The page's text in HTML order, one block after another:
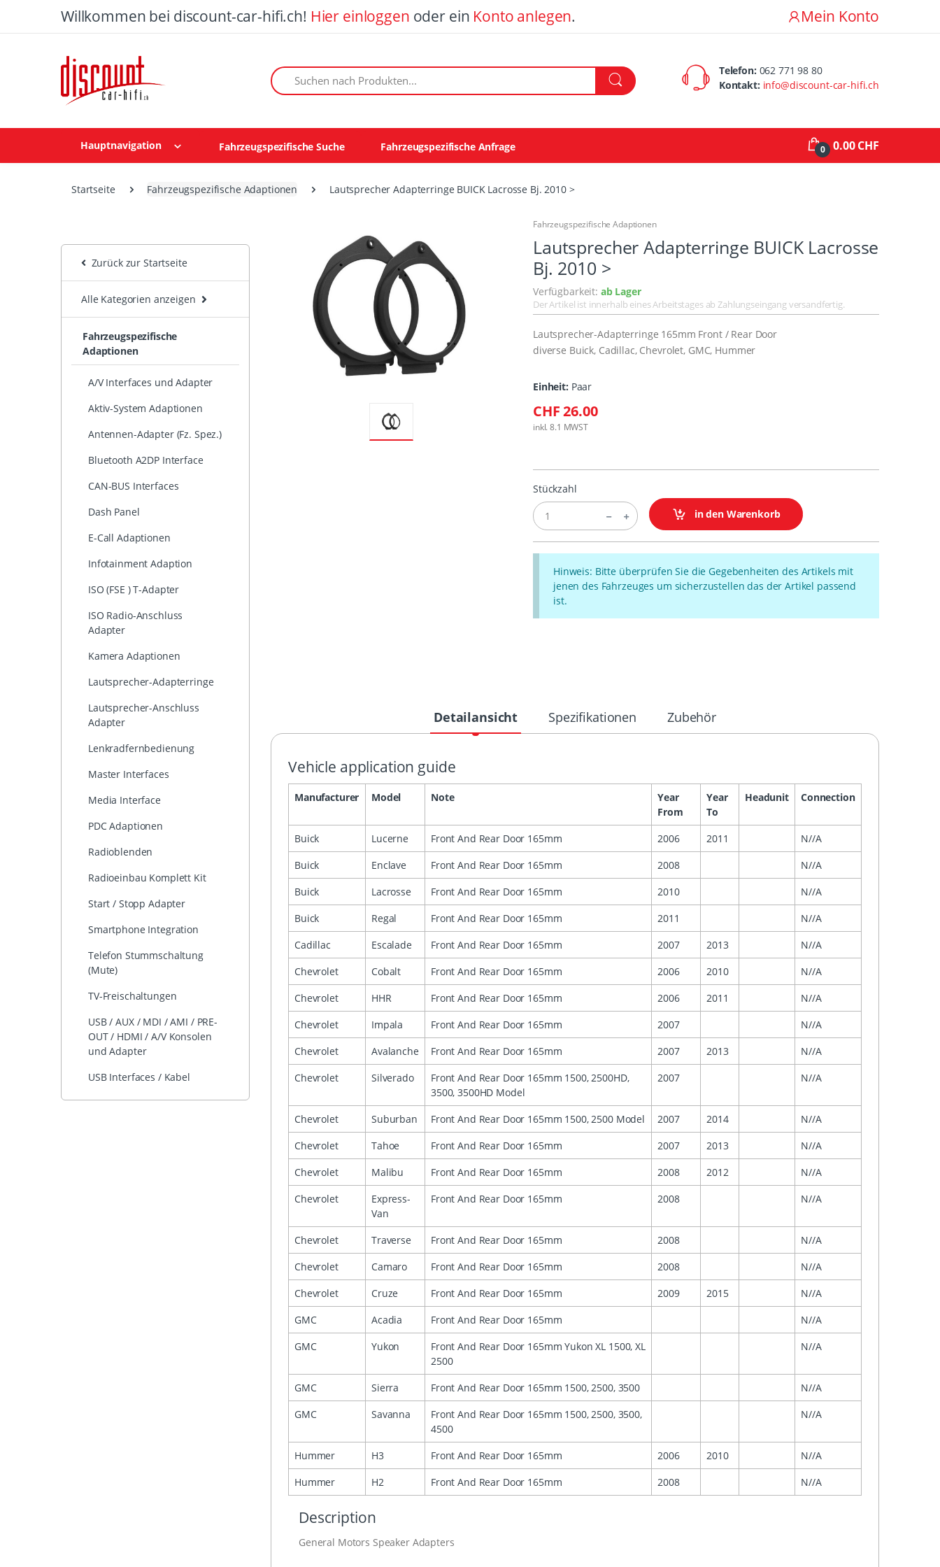
Willkommen bei discount-car-hifi.ch! Hier einloggen oder ein Konto anlegen. Mein Konto
Suchen nach Produkten: Telefon: 062 771 98 80
Kontakt: info@discount-car-hifi.ch
Hauptnavigation Fahrzeugspezifische Suche Fahrzeugspezifische Anfrage 0 0.00 CHF
Startseite Fahrzeugspezifische Adaptionen Lautsprecher Adapterringe BUICK Lacrosse Bj. 2010 >
Zurück zur Startseite
Alle Kategorien anzeigen
Fahrzeugspezifische
Adaptionen
A/V Interfaces und Adapter
Aktiv-System Adaptionen
Antennen-Adapter (Fz. Spez.)
Bluetooth A2DP Interface
CAN-BUS Interfaces
Dash Panel
E-Call Adaptionen
Infotainment Adaption
ISO (FSE ) T-Adapter
ISO Radio-Anschluss
Adapter
Kamera Adaptionen
Lautsprecher-Adapterringe
Lautsprecher-Anschluss
Adapter
Lenkradfernbedienung
Master Interfaces
Media Interface
PDC Adaptionen
Radioblenden
Radioeinbau Komplett Kit
Start / Stopp Adapter
Smartphone Integration
Telefon Stummschaltung
(Mute)
TV-Freischaltungen
USB / AUX / MDI / AMI / PRE-
OUT / HDMI / A/V Konsolen
und Adapter
USB Interfaces / Kabel
Fahrzeugspezifische Adaptionen
Lautsprecher Adapterringe BUICK Lacrosse
Bj. 2010 >
Verfügbarkeit: ab Lager
Der Artikel ist innerhalb eines Arbeitstages ab Zahlungseingang versandfertig.
Lautsprecher-Adapterringe 165mm Front / Rear Door
diverse Buick, Cadillac, Chevrolet, GMC, Hummer
Einheit: Paar
CHF 26.00
inkl. 8.1 MWST
Stückzahl
in den Warenkorb
Hinweis: Bitte überprüfen Sie die Gegebenheiten des Artikels mit
jenen des Fahrzeuges um sicherzustellen das der Artikel passend
ist.
Detailansicht Spezifikationen Zubehör
Vehicle application guide
Manufacturer Model Note
Year
From
Year
To
Headunit Connection
Buick Lucerne Front And Rear Door 165mm 2006 2011
N//A
Buick
Enclave Front And Rear Door 165mm 2008
N//A
Buick
Lacrosse Front And Rear Door 165mm 2010
N//A
Buick
Regal Front And Rear Door 165mm 2011
N//A
Cadillac
Escalade Front And Rear Door 165mm 2007 2013
N//A
Chevrolet
Cobalt Front And Rear Door 165mm 2006 2010
N//A
Chevrolet
HHR Front And Rear Door 165mm 2006 2011
N//A
Chevrolet
Impala Front And Rear Door 165mm 2007
N//A
Chevrolet
Avalanche Front And Rear Door 165mm 2007 2013
N//A
Chevrolet
Silverado
Front And Rear Door 165mm 1500, 2500HD,
3500, 3500HD Model
2007 N//A
Chevrolet Suburban Front And Rear Door 165mm 1500, 2500 Model 2007 2014
N//A
Chevrolet
Tahoe Front And Rear Door 165mm 2007 2013
N//A
Chevrolet
Malibu Front And Rear Door 165mm 2008 2012
N//A
Chevrolet
Express-
Van
Front And Rear Door 165mm 2008 N//A
Chevrolet Traverse Front And Rear Door 165mm 2008
N//A
Chevrolet
Camaro Front And Rear Door 165mm 2008
N//A
Chevrolet
Cruze Front And Rear Door 165mm 2009 2015
N//A
GMC
Acadia Front And Rear Door 165mm
N//A
GMC
Yukon
Front And Rear Door 165mm Yukon XL 1500, XL
2500
N//A
GMC Sierra Front And Rear Door 165mm 1500, 2500, 3500
N//A
GMC
Savanna
Front And Rear Door 165mm 1500, 2500, 3500,
4500
N//A
Hummer H3 Front And Rear Door 165mm 2006 2010
N//A
Hummer
H2 Front And Rear Door 165mm 2008 N//A
Description
General Motors Speaker Adapters